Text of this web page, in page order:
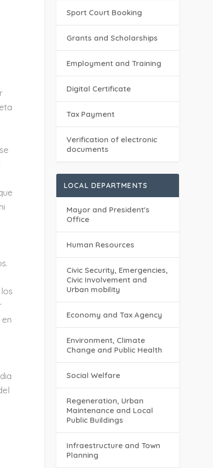
Sport Court Booking
Grants and Scholarships
Employment and Training
Digital Certificate
Tax Payment
Verification of electronic
documents
LOCAL DEPARTMENTS
Mayor and President's
Office
Human Resources
Civic Security, Emergencies,
Civic Involvement and
Urban mobility
Economy and Tax Agency
Environment, Climate
Change and Public Health
Social Welfare
Regeneration, Urban
Maintenance and Local
Public Buildings
Infraestructure and Town
Planning